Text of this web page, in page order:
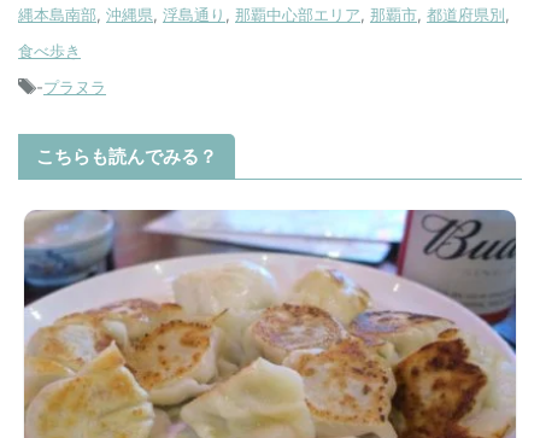
縄本島南部, 沖縄県, 浮島通り , 那覇中心部エリア, 那覇市, 都道府県別,
食べ歩き
-プラヌラ
こちらも読んでみる？